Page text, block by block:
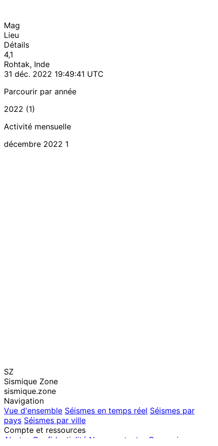
Mag
Lieu
Détails
4,1
Rohtak, Inde
31 déc. 2022 19:49:41 UTC
Parcourir par année
2022 (1)
Activité mensuelle
décembre 2022 1
SZ
Sismique Zone
sismique.zone
Navigation
Vue d'ensemble Séismes en temps réel Séismes par
pays Séismes par ville
Compte et ressources
Alertes
Confidentialité Nous contacter Connexion